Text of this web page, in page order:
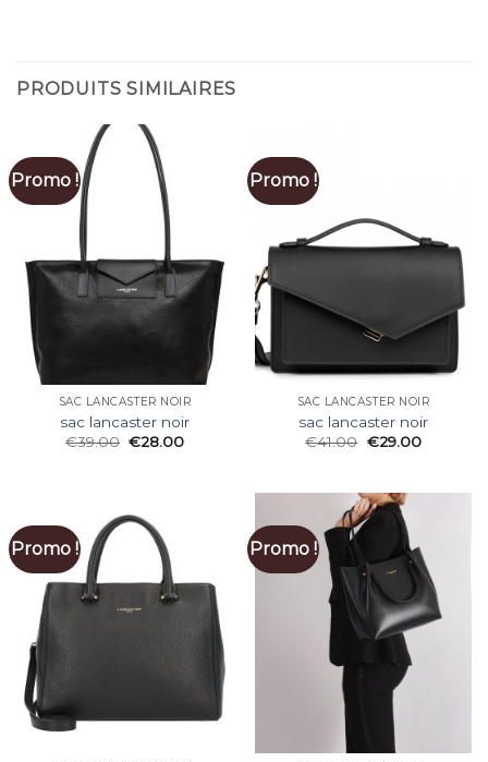
PRODUITS SIMILAIRES
Promo !
SAC LANCASTER NOIR
sac lancaster noir
€39.00 €28.00
Promo !
SAC LANCASTER NOIR
sac lancaster noir
€41.00 €29.00
Promo ! Promo !